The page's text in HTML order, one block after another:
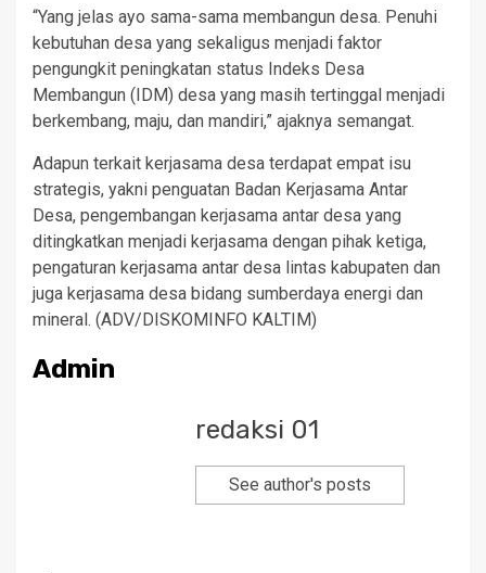
“Yang jelas ayo sama-sama membangun desa. Penuhi
kebutuhan desa yang sekaligus menjadi faktor
pengungkit peningkatan status Indeks Desa
Membangun (IDM) desa yang masih tertinggal menjadi
berkembang, maju, dan mandiri,” ajaknya semangat.
Adapun terkait kerjasama desa terdapat empat isu
strategis, yakni penguatan Badan Kerjasama Antar
Desa, pengembangan kerjasama antar desa yang
ditingkatkan menjadi kerjasama dengan pihak ketiga,
pengaturan kerjasama antar desa lintas kabupaten dan
juga kerjasama desa bidang sumberdaya energi dan
mineral. (ADV/DISKOMINFO KALTIM)
Admin
redaksi 01
See author's posts